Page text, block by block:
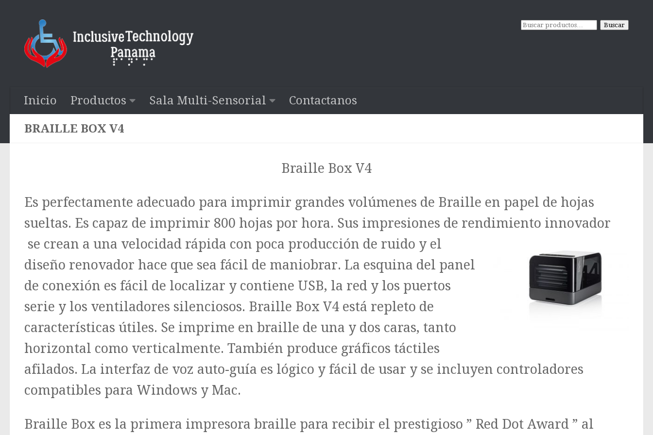
Saltar al contenido
Buscar
Buscar
Inicio Productos Sala Multi-Sensorial Contactanos
BRAILLE BOX V4
Braille Box V4
Es perfectamente adecuado para imprimir grandes volúmenes de Braille en papel de hojas
sueltas. Es capaz de imprimir 800 hojas por hora. Sus impresiones de rendimiento innovador
se crean a una velocidad rápida con poca producción de ruido y el
diseño renovador hace que sea fácil de maniobrar. La esquina del panel
de conexión es fácil de localizar y contiene USB, la red y los puertos
serie y los ventiladores silenciosos. Braille Box V4 está repleto de
características útiles. Se imprime en braille de una y dos caras, tanto
horizontal como verticalmente. También produce gráficos táctiles
afilados. La interfaz de voz auto-guía es lógico y fácil de usar y se incluyen controladores
compatibles para Windows y Mac.
Braille Box es la primera impresora braille para recibir el prestigioso ” Red Dot Award ” al